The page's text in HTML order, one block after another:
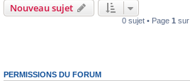
Nouveau sujet
0 sujet • Page 1 sur
PERMISSIONS DU FORUM